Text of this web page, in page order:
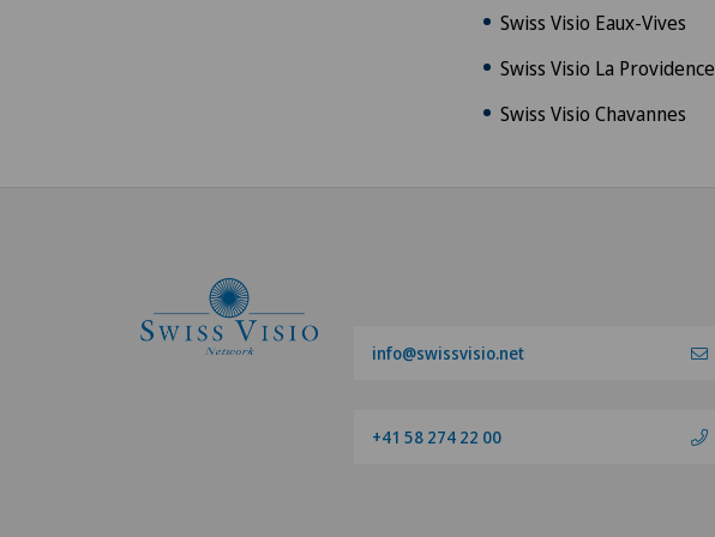
Swiss Visio Eaux-Vives
Swiss Visio La Providence
Swiss Visio Chavannes
info@swissvisio.net
+41 58 274 22 00